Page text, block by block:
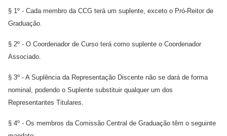
§ 1º - Cada membro da CCG terá um suplente, exceto o Pró-Reitor de
Graduação.
§ 2º - O Coordenador de Curso terá como suplente o Coordenador
Associado.
§ 3º - A Suplência da Representação Discente não se dará de forma
nominal, podendo o Suplente substituir qualquer um dos
Representantes Titulares.
§ 4º - Os membros da Comissão Central de Graduação têm o seguinte